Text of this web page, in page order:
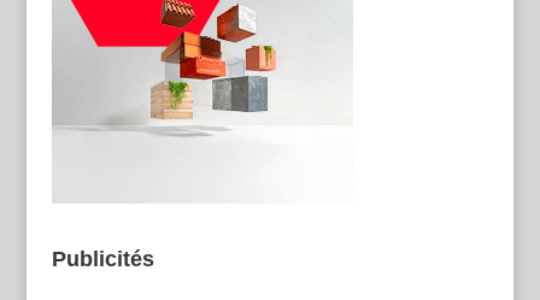
Publicités